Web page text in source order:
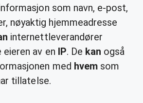
som navn, e-post,
nøyaktig hjemmeadresse
internettleverandører
av en IP. De kan også
med hvemsom
tillatelse.